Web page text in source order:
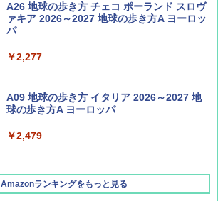
Coyote No.89 特集 星野道夫 夢見る旅
￥1,540
AIRLINE（エアライン）2026年9月号【特
集】ボーイング110周年を祝して！
￥1,760
A26 地球の歩き方 チェコ ポーランド スロヴ
ァキア 2026～2027 地球の歩き方A ヨーロッ
パ
￥2,277
A09 地球の歩き方 イタリア 2026～2027 地
球の歩き方A ヨーロッパ
￥2,479
Amazonランキングをもっと見る